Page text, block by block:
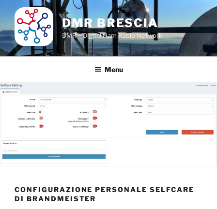
contenuto
DMR BRESCIA
DMR – Digital Ham Radio Network
Menu
CONFIGURAZIONE PERSONALE SELFCARE
DI BRANDMEISTER